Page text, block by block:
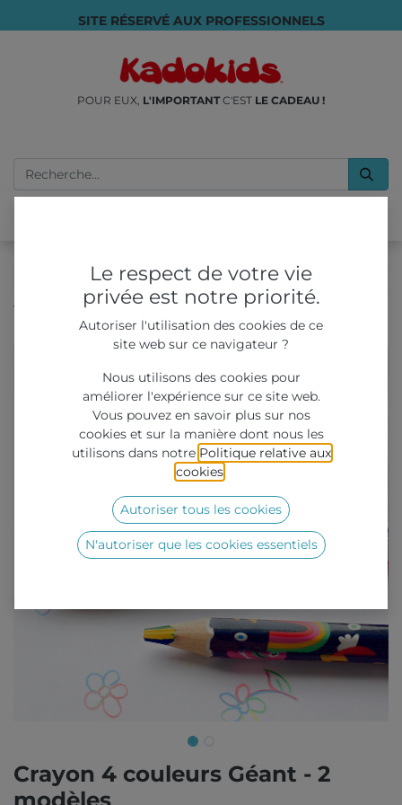
SITE RÉSERVÉ AUX PROFESSIONNELS
POUR EUX, L'IMPORTANTC'EST LE CADEAU !
Tous les produits
Crayon 4 couleurs Géant - 2 modèles
Crayon 4 couleurs Géant - 2
Le respect de votre vie
privée est notre priorité.
Autoriser l'utilisation des cookies de ce
site web sur ce navigateur ?
Nous utilisons des cookies pour
améliorer l'expérience sur ce site web.
Vous pouvez en savoir plus sur nos
cookies et sur la manière dont nous les
utilisons dans notre Politique relative aux
cookies
Autoriser tous les cookies
N'autoriser que les cookies essentiels